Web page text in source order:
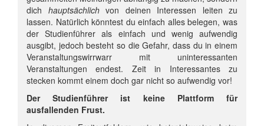
dich hauptsächlichvon deinen Interessen leiten zu
lassen. Natürlich könntest du einfach alles belegen, was
der Studienführer als einfach und wenig aufwendig
ausgibt, jedoch besteht so die Gefahr, dass du in einem
Veranstaltungswirrwarr mit uninteressanten
Veranstaltungen endest. Zeit in Interessantes zu
stecken kommt einem doch gar nicht so aufwendig vor!
Der Studienführer ist keine Plattform für
ausfallenden Frust.